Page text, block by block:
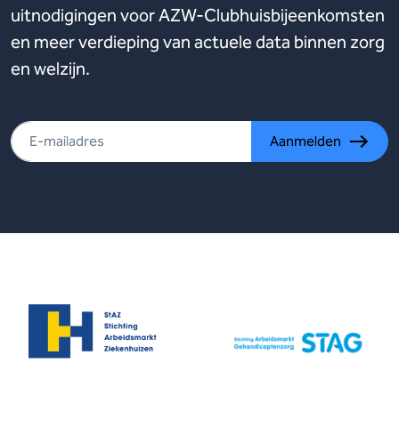
uitnodigingen voor AZW-Clubhuisbijeenkomsten
en meer verdieping van actuele data binnen zorg
en welzijn.
Aanmelden